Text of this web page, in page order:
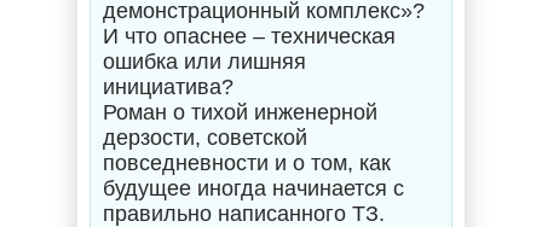
демонстрационный комплекс»?
И что опаснее – техническая
ошибка или лишняя
инициатива?
Роман о тихой инженерной
дерзости, советской
повседневности и о том, как
будущее иногда начинается с
правильно написанного ТЗ.